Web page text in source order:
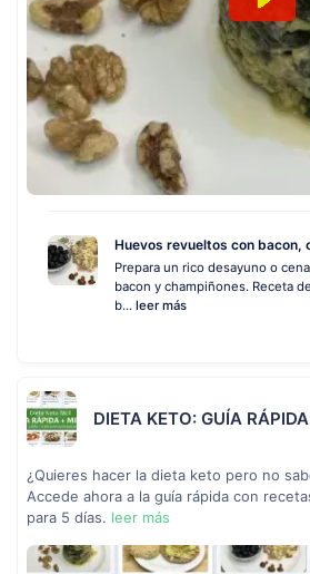
Huevos revueltos con bacon,
Prepara un rico desayuno o
bacon y champiñones. Receta
b... leer más
DIETA KETO: GUÍA
¿Quieres hacer la dieta keto pero no
Accede ahora a la guía rápida con
para 5 días. leer más